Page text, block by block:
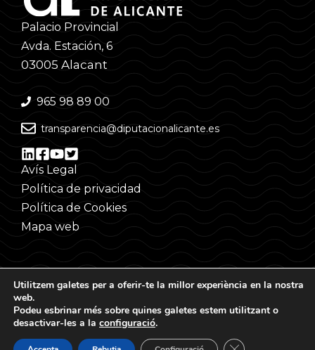
Palacio Provincial
Avda. Estación, 6
03005 Alacant
965 98 89 00
transparencia@diputacionalicante.es
Avís Legal
Política de privacidad
Política de Cookies
Mapa web
©
Utilitzem galetes per a oferir-te la millor experiència en la nostra
web.
Podeu esbrinar més sobre quines galetes estem utilitzant o
desactivar-les a la configuració.
Tanca el bàner